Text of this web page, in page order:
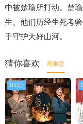
中被楚瑜所打动。楚
生。他们历经生死考
手守护大好山河。
猜你喜欢 同类型
0.0分